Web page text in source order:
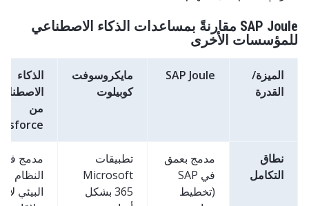
SAP Joule مقارنةً بمساعدات الذكاء الاصطناعي
للمؤسسات الأخرى
الميزة/
القدرة
SAP Joule
مايكروسوفت
كوبيلوت
الذكاء
من
نطاق
التكامل
مدمج بعمق
في SAP
(تخطيط
تطبيقات
Microsoft
365 بشكل
مدمج في
النظام
البيئي